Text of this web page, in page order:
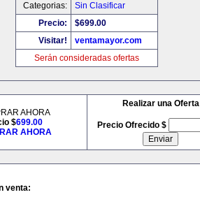
Categorias:
Sin Clasificar
Precio:
$699.00
Visitar!
ventamayor.com
Serán consideradas ofertas
AHORA
$699.00
AHORA
Realizar una Oferta
Precio Ofrecido $
venta: